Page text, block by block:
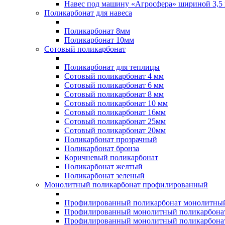
Навес под машину «Агросфера» шириной 3,5
Поликарбонат для навеса
Поликарбонат 8мм
Поликарбонат 10мм
Сотовый поликарбонат
Поликарбонат для теплицы
Сотовый поликарбонат 4 мм
Сотовый поликарбонат 6 мм
Сотовый поликарбонат 8 мм
Сотовый поликарбонат 10 мм
Сотовый поликарбонат 16мм
Сотовый поликарбонат 25мм
Сотовый поликарбонат 20мм
Поликарбонат прозрачный
Поликарбонат бронза
Коричневый поликарбонат
Поликарбонат желтый
Поликарбонат зеленый
Монолитный поликарбонат профилированный
Профилированный поликарбонат
Профилированный монолитный
Профилированный монолитный